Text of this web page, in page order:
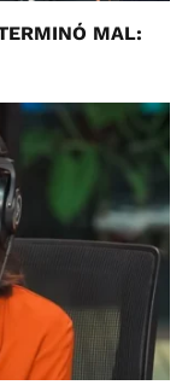
MAL: